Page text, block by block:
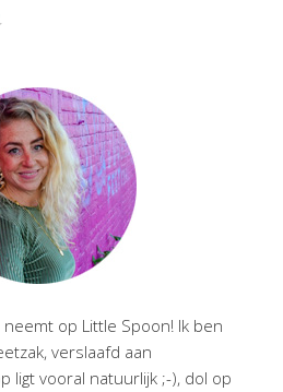
,
op Little Spoon! Ik ben
verslaafd aan
ligt vooral natuurlijk ;-), dol op